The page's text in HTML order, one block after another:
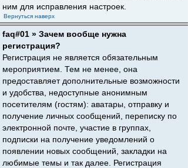
ним для исправления настроек.
Вернуться наверх
faq#01 » Зачем вообще нужна
регистрация?
Регистрация не является обязательным
мероприятием. Тем не менее, она
предоставляет дополнительные возможности
и удобства, недоступные анонимным
посетителям (гостям): аватары, отправку и
получение личных сообщений, переписку по
электронной почте, участие в группах,
подписки на получение уведомлений о
появлении новых сообщений, закладки на
любимые темы и так далее. Регистрация